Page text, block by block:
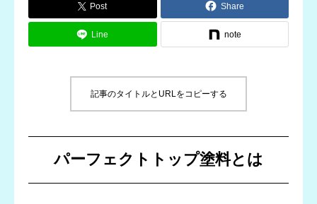
Post Share
Line note
記事のタイトルとURLをコピーする
パーフェクトトップ塗料とは